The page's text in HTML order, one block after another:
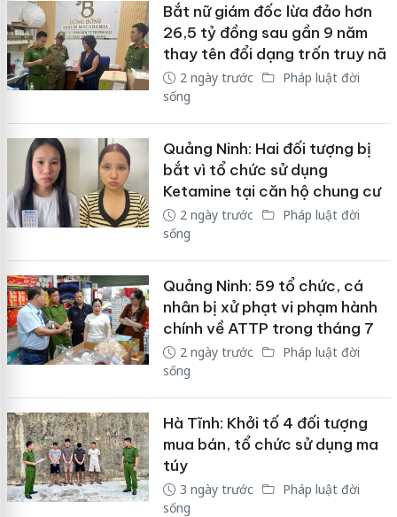
Bắt nữ giám đốc lừa đảo hơn
26,5 tỷ đồng sau gần 9 năm
thay tên đổi dạng trốn truy nã
2 ngày trước
Pháp luật đời
sống
Quảng Ninh: Hai đối tượng bị
bắt vì tổ chức sử dụng
Ketamine tại căn hộ chung cư
2 ngày trước
Pháp luật đời
sống
Quảng Ninh: 59 tổ chức, cá
nhân bị xử phạt vi phạm hành
chính về ATTP trong tháng 7
2 ngày trước
Pháp luật đời
sống
Hà Tĩnh: Khởi tố 4 đối tượng
mua bán, tổ chức sử dụng ma
túy
3 ngày trước
Pháp luật đời
sống